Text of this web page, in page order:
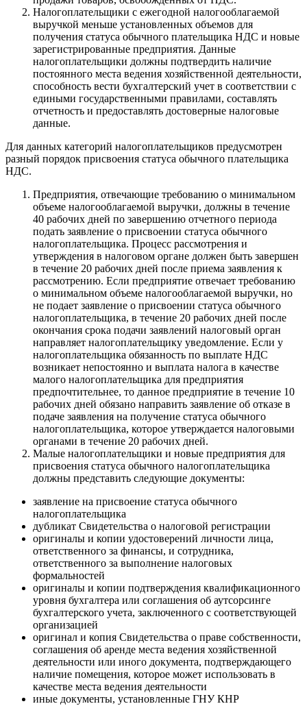
Налогоплательщики с ежегодной налогооблагаемой
выручкой меньше установленных объемов для
получения статуса обычного плательщика НДС и новые
зарегистрированные предприятия. Данные
налогоплательщики должны подтвердить наличие
постоянного места ведения хозяйственной деятельности,
способность вести бухгалтерский учет в соответствии с
едиными государственными правилами, составлять
отчетность и предоставлять достоверные налоговые
данные.
Для данных категорий налогоплательщиков предусмотрен
разный порядок присвоения статуса обычного плательщика
НДС.
Предприятия, отвечающие требованию о минимальном
объеме налогооблагаемой выручки, должны в течение
40 рабочих дней по завершению отчетного периода
подать заявление о присвоении статуса обычного
налогоплательщика. Процесс рассмотрения и
утверждения в налоговом органе должен быть завершен
в течение 20 рабочих дней после приема заявления к
рассмотрению. Если предприятие отвечает требованию
о минимальном объеме налогооблагаемой выручки, но
не подает заявление о присвоении статуса обычного
налогоплательщика, в течение 20 рабочих дней после
окончания срока подачи заявлений налоговый орган
направляет налогоплательщику уведомление. Если у
налогоплательщика обязанность по выплате НДС
возникает непостоянно и выплата налога в качестве
малого налогоплательщика для предприятия
предпочтительнее, то данное предприятие в течение 10
рабочих дней обязано направить заявление об отказе в
подаче заявления на получение статуса обычного
налогоплательщика, которое утверждается налоговыми
органами в течение 20 рабочих дней.
Малые налогоплательщики и новые предприятия для
присвоения статуса обычного налогоплательщика
должны представить следующие документы:
заявление на присвоение статуса обычного
налогоплательщика
дубликат Свидетельства о налоговой регистрации
оригиналы и копии удостоверений личности лица,
ответственного за финансы, и сотрудника,
ответственного за выполнение налоговых
формальностей
оригиналы и копии подтверждения квалификационного
уровня бухгалтера или соглашения об аутсорсинге
бухгалтерского учета, заключенного с соответствующей
организацией
оригинал и копия Свидетельства о праве собственности,
соглашения об аренде места ведения хозяйственной
деятельности или иного документа, подтверждающего
наличие помещения, которое может использовать в
качестве места ведения деятельности
иные документы, установленные ГНУ КНР